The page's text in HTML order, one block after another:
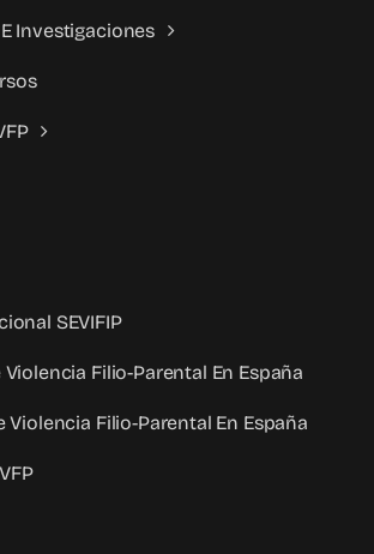
Investigaciones
SEVIFIP
Violencia Filio-Parental En España
Violencia Filio-Parental En España